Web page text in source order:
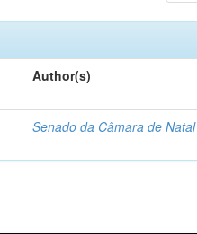
Author(s)
Senado da Câmara de Natal